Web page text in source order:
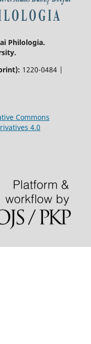
Philologia.
1220-0484 |
Commons
4.0